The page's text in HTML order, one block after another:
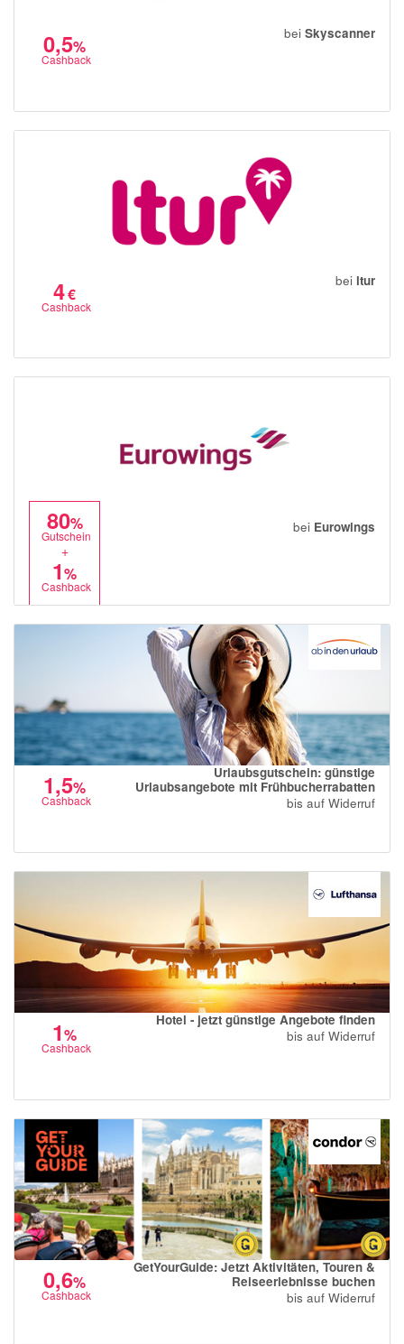
0,5%
Cashback
bei Skyscanner
4€
Cashback
bei ltur
80%
Gutschein
+
1%
Cashback
bei Eurowings
1,5%
Cashback
Urlaubsgutschein: günstige
Urlaubsangebote mit Frühbucherrabatten
bis auf Widerruf
1%
Cashback
Hotel - jetzt günstige Angebote finden
bis auf Widerruf
0,6%
Cashback
GetYourGuide: Jetzt Aktivitäten, Touren &
Reiseerlebnisse buchen
bis auf Widerruf